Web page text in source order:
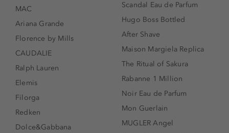
MAC
Ariana Grande
Florence by Mills
CAUDALIE
Ralph Lauren
Elemis
Filorga
Redken
Dolce&Gabbana
Scandal Eau de Parfum
Hugo Boss Bottled
After Shave
Maison Margiela Replica
The Ritual of Sakura
Rabanne 1 Million
Noir Eau de Parfum
Mon Guerlain
MUGLER Angel